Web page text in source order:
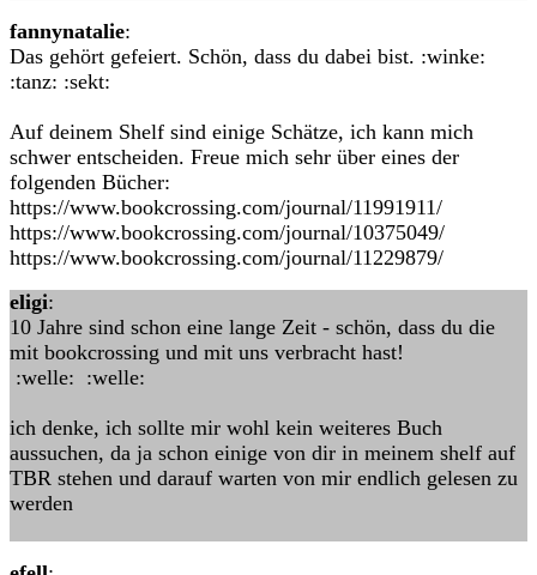
fannynatalie:
Das gehört gefeiert. Schön, dass du dabei bist. :winke:
:tanz: :sekt:
Auf deinem Shelf sind einige Schätze, ich kann mich
schwer entscheiden. Freue mich sehr über eines der
folgenden Bücher:
https://www.bookcrossing.com/journal/11991911/
https://www.bookcrossing.com/journal/10375049/
https://www.bookcrossing.com/journal/11229879/
eligi:
10 Jahre sind schon eine lange Zeit - schön, dass du die
mit bookcrossing und mit uns verbracht hast!
:welle: :welle:
ich denke, ich sollte mir wohl kein weiteres Buch
aussuchen, da ja schon einige von dir in meinem shelf auf
TBR stehen und darauf warten von mir endlich gelesen zu
werden